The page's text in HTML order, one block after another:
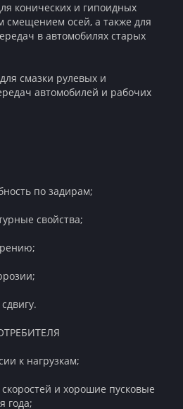
конических и гипоидных
смещением осей, а также для
в автомобилях старых
смазки рулевых и
автомобилей и рабочих
по задирам;
свойства;
к нагрузкам;
и хорошие пусковые
года;